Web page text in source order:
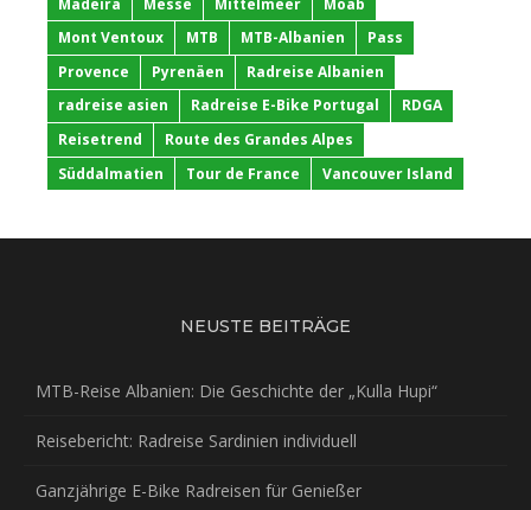
Mont Ventoux
MTB MTB-Albanien
Pass
Provence
Pyrenäen
Radreise Albanien
radreise asien
Radreise E-Bike Portugal
RDGA
Reisetrend
Route des Grandes Alpes
Süddalmatien
Tour de France Vancouver Island
NEUSTE BEITRÄGE
MTB-Reise Albanien: Die Geschichte der „Kulla Hupi“
Reisebericht: Radreise Sardinien individuell
Ganzjährige E-Bike Radreisen für Genießer